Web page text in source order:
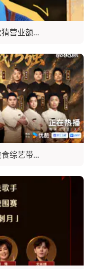
营业额...
综艺带...